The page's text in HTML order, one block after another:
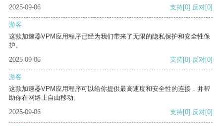
2025-09-06 支持[0] 反对[0]
游客
这款加速器VPM应用程序已经为我们带来了无限的隐私保护和安全性保
护。
2025-09-06
支持[0] 反对[0]
游客
这款加速器VPM应用程序可以给你提供最高速度和安全性的连接，并帮
助你在网络上自由移动。
2025-09-06
支持[0] 反对[0]